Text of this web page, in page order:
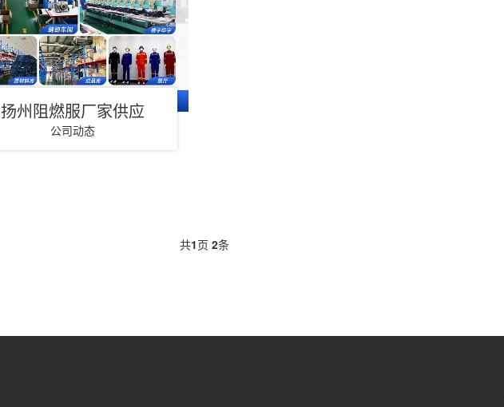
扬州阻燃服厂家供应
公司动态
共1页 2条